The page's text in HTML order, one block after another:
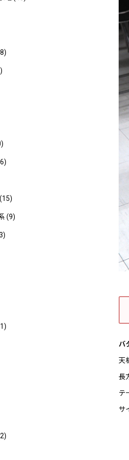
バ
天
長
テ
サ
(9)